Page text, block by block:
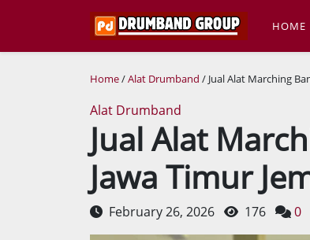
HOME
Home/Alat Drumband / Jual Alat Marching
Alat Drumband
Jual Alat
Jawa Timur
February 26, 2026 176 0